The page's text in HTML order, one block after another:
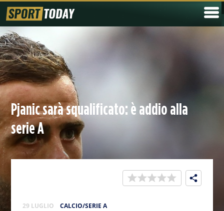
Pjanic sarà squalificato: è addio alla
serie A
29 LUGLIO CALCIO/SERIE A